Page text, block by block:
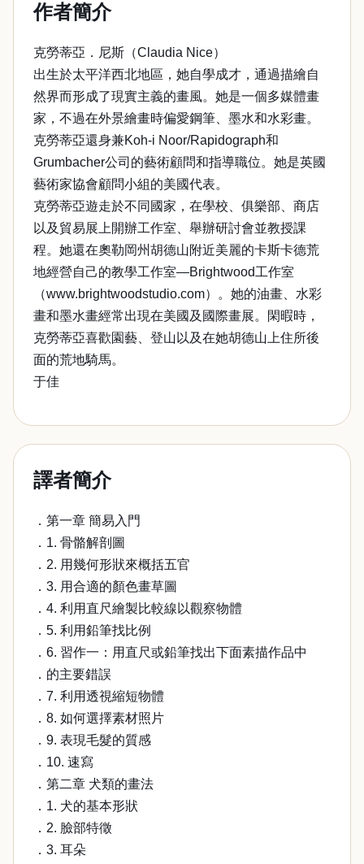
作者簡介
克勞蒂亞．尼斯（Claudia Nice）
出生於太平洋西北地區，她自學成才，通過描繪自
然界而形成了現實主義的畫風。她是一個多媒體畫
家，不過在外景繪畫時偏愛鋼筆、墨水和水彩畫。
克勞蒂亞還身兼Koh-i Noor/Rapidograph和
Grumbacher公司的藝術顧問和指導職位。她是英國
藝術家協會顧問小組的美國代表。
克勞蒂亞遊走於不同國家，在學校、俱樂部、商店
以及貿易展上開辦工作室、舉辦研討會並教授課
程。她還在奧勒岡州胡德山附近美麗的卡斯卡德荒
地經營自己的教學工作室—Brightwood工作室
（www.brightwoodstudio.com）。她的油畫、水彩
畫和墨水畫經常出現在美國及國際畫展。閑暇時，
克勞蒂亞喜歡園藝、登山以及在她胡德山上住所後
面的荒地騎馬。
于佳
譯者簡介
．第一章 簡易入門
．1. 骨骼解剖圖
．2. 用幾何形狀來概括五官
．3. 用合適的顏色畫草圖
．4. 利用直尺繪製比較線以觀察物體
．5. 利用鉛筆找比例
．6. 習作一：用直尺或鉛筆找出下面素描作品中
．的主要錯誤
．7. 利用透視縮短物體
．8. 如何選擇素材照片
．9. 表現毛髮的質感
．10. 速寫
．第二章 犬類的畫法
．1. 犬的基本形狀
．2. 臉部特徵
．3. 耳朵